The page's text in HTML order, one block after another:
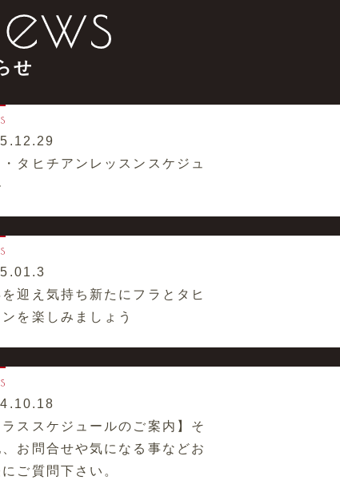
せ
タヒチアンレッスンスケジュ
を迎え気持ち新たにフラとタヒ
を楽しみましょう
ラススケジュールのご案内】そ
お問合せや気になる事などお
ご質問下さい。